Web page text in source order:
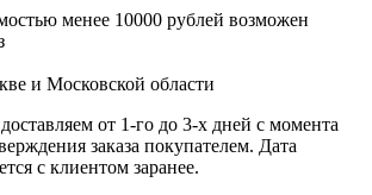
менее 10000 рублей возможен
и Московской области
от 1-го до 3-х дней с момента
заказа покупателем. Дата
с клиентом заранее.